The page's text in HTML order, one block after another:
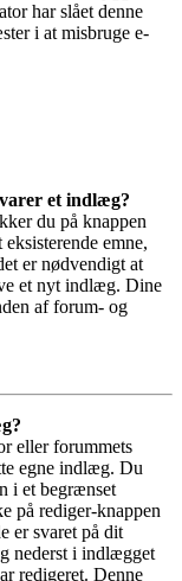
har slået denne
i at misbruge e-
et indlæg?
du på knappen
emne,
er nødvendigt at
et nyt indlæg. Dine
af forum- og
eller forummets
egne indlæg. Du
i et begrænset
på rediger-knappen
er svaret på dit
nederst i indlægget
redigeret. Denne